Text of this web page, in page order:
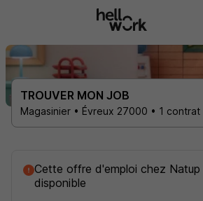
TROUVER MON JOB
Magasinier • Évreux 27000 • 1 contrat
Cette offre d'emploi chez Natup
disponible